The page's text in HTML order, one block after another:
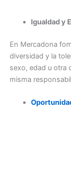
Igualdad y
En Mercadona
diversidad y la
sexo, edad u otra
misma